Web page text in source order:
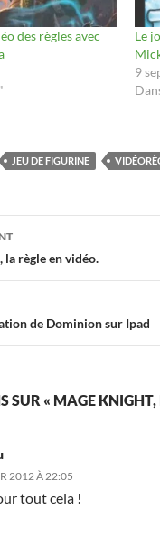
des règles avec
Le
9
JEU DE FIGURINE
la règle en vidéo.
de Dominion sur Ipad
SUR « MAGE KNIGHT,
2012 À 22:05
tout cela !